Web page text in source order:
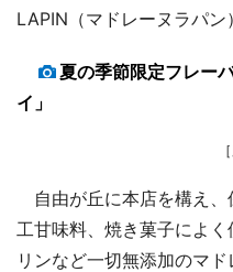
LAPIN（マドレーヌラパン
夏の季節限定フレー
イ」
自由が丘に本店を構え、
工甘味料、焼き菓子によ
リンなど一切無添加のマ